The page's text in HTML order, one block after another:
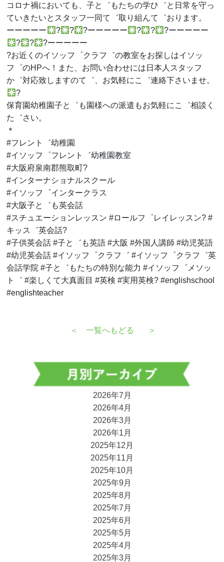
コロナ禍においても、子と゛もたちの学ひ゛と日常を守っ
ていきたいとスタッフ一同て゛取り組んて゛おります。
ーーーーー
? ? ?ーーーーー ? ?
?ーーーーー
?
?
?ーーーーー
?お近くのイソッフ゜クラフ゛の教室をお探しはイソッ
フ゜のHPへ！また、お問い合わせには日本人スタッフ
か゛対応致しますのて゛、お気軽にこ゛連絡下さいませ。
?
保育園幼稚園子と゛も園様への派遣もお気軽にこ゛相談く
た゛さい。
＊
#フレント゛幼稚園
#イソッフ゜フレント゛幼稚園教室
#大阪府泉南郡熊取町?
#インターナショナルスクール
#イソッフ゜インタークラス
#大阪子と゛も英会話
#スチュエーションレッスン #ロールフ゜レイレッスン? #
キッス゛英会話?
#子供英会話 #子と゛も英語 #大阪 #外国人講師 #幼児英語
#幼児英会話 #イソッフ゜クラフ゛ #イソッフ゜クラフ゛英
会話学院 #子と゛もたちの特別な能力 #イソッフ゜メソッ
ト゛ #楽しくて大真面目 #英検 #実用英検? #englishschool
#englishteacher
＜ 一覧へもどる ＞
2026年7月
2026年4月
2026年3月
2026年1月
2025年12月
2025年11月
2025年10月
2025年9月
2025年8月
2025年7月
2025年6月
2025年5月
2025年4月
2025年3月